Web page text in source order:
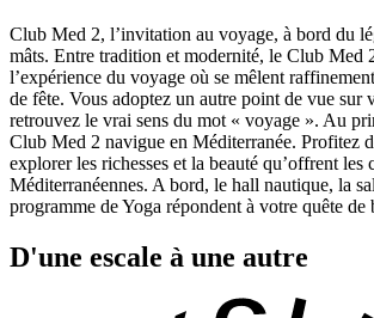
Club Med 2, l’invitation au voyage, à bord du
mâts. Entre tradition et modernité, le Club Med
l’expérience du voyage où se mêlent
de fête. Vous adoptez un autre point de vue sur
retrouvez le vrai sens du mot « voyage ». Au
Club Med 2 navigue en Méditerranée. Profitez
explorer les richesses et la beauté qu’offrent les
Méditerranéennes. A bord, le hall nautique, la
programme de Yoga répondent à votre quête de
D'une escale à une autre